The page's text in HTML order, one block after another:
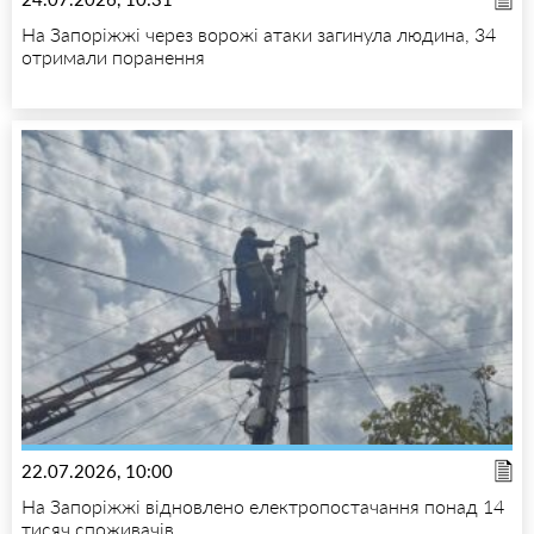
На Запоріжжі через ворожі атаки загинула людина, 34
отримали поранення
22.07.2026, 10:00
На Запоріжжі відновлено електропостачання понад 14
тисяч споживачів